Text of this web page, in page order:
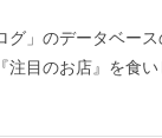
」のデータベー
注目のお店』を食